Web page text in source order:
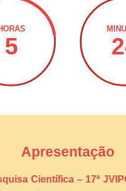
5
Apresentação
Científica – 17ª